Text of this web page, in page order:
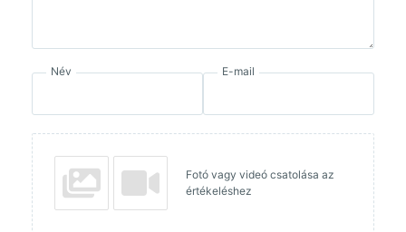
Név E-mail
Fotó vagy videó csatolása az
értékeléshez